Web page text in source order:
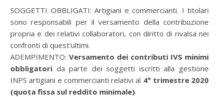
SOGGETTI OBBLIGATI: Artigiani e commercianti. I titolari
sono responsabili per il versamento della contribuzione
propria e dei relativi collaboratori, con diritto di rivalsa nei
confronti di quest'ultimi.
ADEMPIMENTO: Versamento dei contributi IVS minimi
obbligatori da parte dei soggetti iscritti alla gestione
INPS artigiani e commercianti relativi al 4° trimestre 2020
(quota fissa sul reddito minimale).